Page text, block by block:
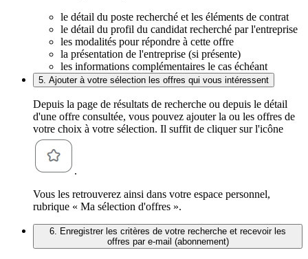
le détail du poste recherché et les éléments de contrat
le détail du profil du candidat recherché par l'entreprise
les modalités pour répondre à cette offre
la présentation de l'entreprise (si présente)
les informations complémentaires le cas échéant
5. Ajouter à votre sélection les offres qui vous intéressent
Depuis la page de résultats de recherche ou depuis le détail
d'une offre consultée, vous pouvez ajouter la ou les offres de
votre choix à votre sélection. Il suffit de cliquer sur l'icône
.
Vous les retrouverez ainsi dans votre espace personnel,
rubrique « Ma sélection d'offres ».
6. Enregistrer les critères de votre recherche et recevoir les
offres par e-mail (abonnement)